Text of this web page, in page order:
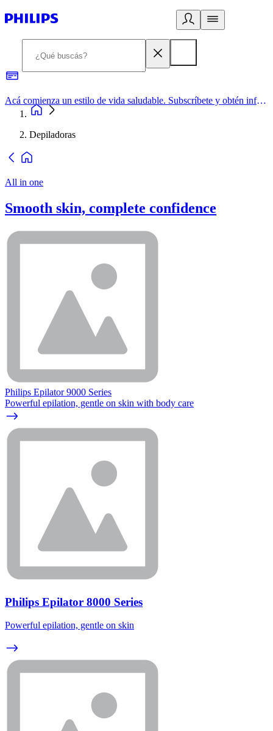
Acá comienza un estilo de vida saludable. Subscríbete y obtén información de primera mano
Depiladoras
All in one
Smooth skin, complete confidence
Philips Epilator 9000 Series
Powerful epilation, gentle on skin with body care
Philips Epilator 8000 Series
Powerful epilation, gentle on skin